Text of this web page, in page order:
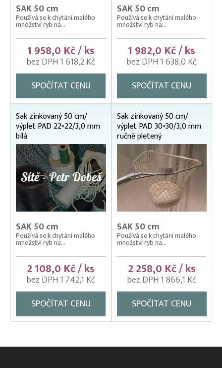
Lodě pracovní
Lodní motory závěsné Honda
Násady na kesery a saky
Nevody
Nosítka na ryby, rukávy na nošení
Odchovné bazény a žlaby
Planktonové (uhelonové) vybavení
Podložní sítě
Pomocné rybářské vybavení
Prubní ploty
Přebírka kaprová
Přepínací ploty
Rukáv na vysazování
Rybářské pracovní oděvy
Třídička rybího plůdku
Váhy na ryby (trojnožka)
Vatky – zátahové sítě
Vatky sádkové zesílené
SAK 50 cm
Používá se k chytání malého
množství ryb na...
1 958,0 Kč / ks
bez DPH 1 618,2 Kč
SPOČÍTAT CENU
SAK 50 cm
Používá se k chytání malého
množství ryb na...
1 982,0 Kč / ks
bez DPH 1 638,0 Kč
SPOČÍTAT CENU
Sak zinkovaný 50 cm/
výplet PAD 22×22/3,0 mm
bílá
SAK 50 cm
Používá se k chytání malého
množství ryb na...
2 108,0 Kč / ks
bez DPH 1 742,1 Kč
SPOČÍTAT CENU
Sak zinkovaný 50 cm/
výplet PAD 30×30/3,0 mm
ručně pletený
SAK 50 cm
Používá se k chytání malého
množství ryb na...
2 258,0 Kč / ks
bez DPH 1 866,1 Kč
SPOČÍTAT CENU